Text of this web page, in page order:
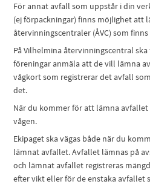
För annat avfall som uppstår i din
(ej förpackningar) finns möjlighet att
återvinningscentraler (ÅVC) som
På Vilhelmina återvinningscentral
föreningar anmäla att de vill lämna
vågkort som registrerar det avfall
det.
När du kommer för att lämna
vågen.
Ekipaget ska vägas både när du
lämnat avfallet. Avfallet lämnas på
och lämnat avfallet registreras
efter vikt eller för de enstaka avfallet